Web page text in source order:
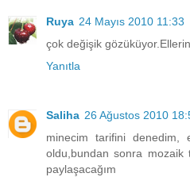
Ruya 24 Mayıs 2010 11:33
çok değişik
Yanıtla
Saliha 26 Ağustos 2010
minecim tarifini denedim,
oldu,bundan sonra mozaik
paylaşacağım